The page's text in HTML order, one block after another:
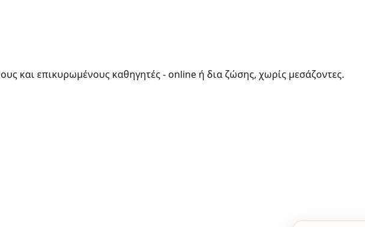
και επικυρωμένους καθηγητές - online ή δια ζώσης, χωρίς μεσάζοντες.